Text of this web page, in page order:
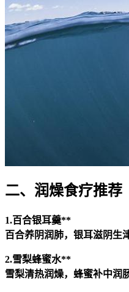
二、润燥食疗推荐
1.百合银耳羹**
百合养阴润肺，银耳滋阴生
2.雪梨蜂蜜水**
雪梨清热润燥，蜂蜜补中润